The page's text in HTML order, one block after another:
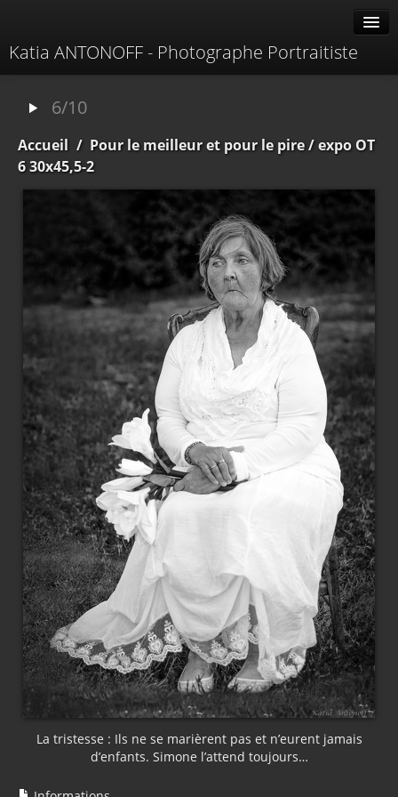
Katia ANTONOFF - Photographe Portraitiste
À propos
Contacter
6/10
Accueil / Pour le meilleur et pour le pire/ expo OT
6 30x45,5-2
La tristesse : Ils ne se marièrent pas et n’eurent jamais
d’enfants. Simone l’attend toujours…